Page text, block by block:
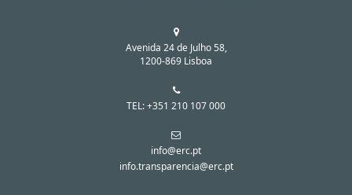
Avenida 24 de Julho 58,
1200-869 Lisboa
TEL: +351 210 107 000
info@erc.pt
info.transparencia@erc.pt